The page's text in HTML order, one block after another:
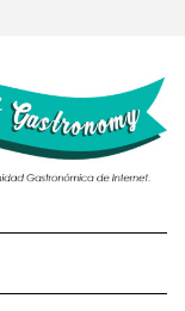
de navegación